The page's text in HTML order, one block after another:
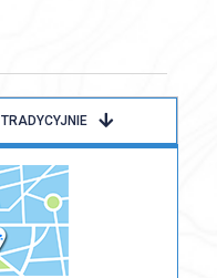
TRADYCYJNIE